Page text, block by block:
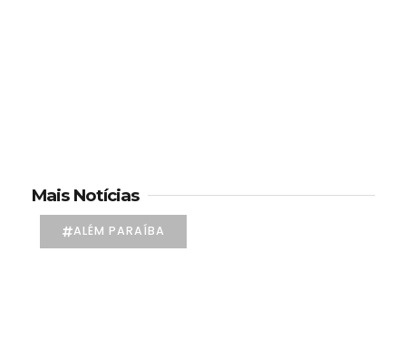
Mais Notícias
ALÉM PARAÍBA